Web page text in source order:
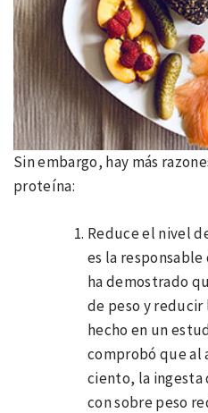
Sin embargo, hay más
proteína:
Reduce el nivel
es la
ha demostrado
de peso y reducir
hecho en un
comprobó que al
ciento, la ingesta
con sobre peso